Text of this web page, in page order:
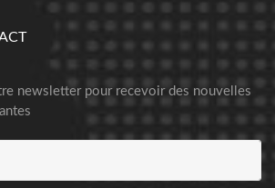
newsletter pour recevoir des nouvelles